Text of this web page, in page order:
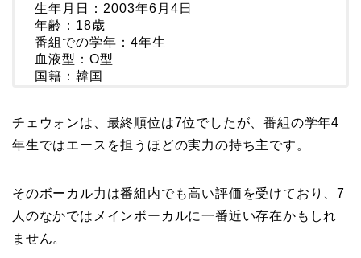
生年月日：2003年6月4日
年齢：18歳
番組での学年：4年生
血液型：O型
国籍：韓国
チェウォンは、最終順位は7位でしたが、番組の学年4
年生ではエースを担うほどの実力の持ち主です。
そのボーカル力は番組内でも高い評価を受けており、7
人のなかではメインボーカルに一番近い存在かもしれ
ません。